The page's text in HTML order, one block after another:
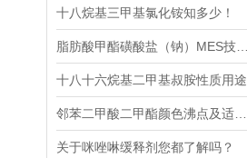
十八烷基三甲基氯化铵知多少！
十八十六烷基二甲基叔胺性质用途
关于咪唑啉缓释剂您都了解吗？